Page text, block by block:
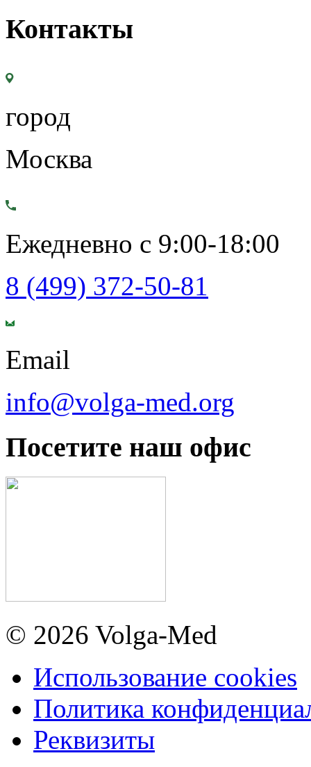
Контакты
город
Москва
Ежедневно с 9:00-18:00
8 (499) 372-50-81
Email
info@volga-med.org
Посетите наш офис
© 2026 Volga-Med
Использование cookies
Политика
Реквизиты